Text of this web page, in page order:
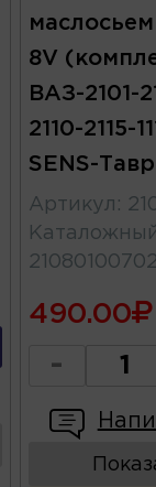
8V
ВАЗ-2101-
2110-2115-
SENS-
Артикул :
490.00
-